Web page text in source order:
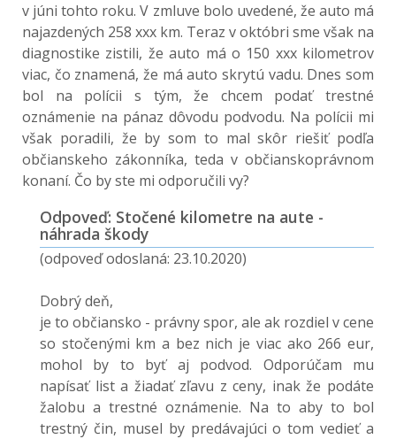
v júni tohto roku. V zmluve bolo uvedené, že auto má
najazdených 258 xxx km. Teraz v októbri sme však na
diagnostike zistili, že auto má o 150 xxx kilometrov
viac, čo znamená, že má auto skrytú vadu. Dnes som
bol na polícii s tým, že chcem podať trestné
oznámenie na pánaz dôvodu podvodu. Na polícii mi
však poradili, že by som to mal skôr riešiť podľa
občianskeho zákonníka, teda v občianskoprávnom
konaní. Čo by ste mi odporučili vy?
Odpoveď: Stočené kilometre na aute -
náhrada škody
(odpoveď odoslaná: 23.10.2020)
Dobrý deň,
je to občiansko - právny spor, ale ak rozdiel v cene
so stočenými km a bez nich je viac ako 266 eur,
mohol by to byť aj podvod. Odporúčam mu
napísať list a žiadať zľavu z ceny, inak že podáte
žalobu a trestné oznámenie. Na to aby to bol
trestný čin, musel by predávajúci o tom vedieť a